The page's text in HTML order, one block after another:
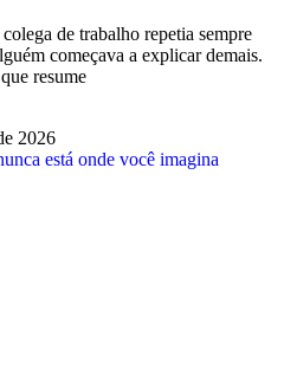
de trabalho repetia sempre
começava a explicar demais.
resume
2026